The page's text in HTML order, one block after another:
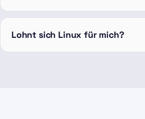
Lohnt sich Linux für mich?